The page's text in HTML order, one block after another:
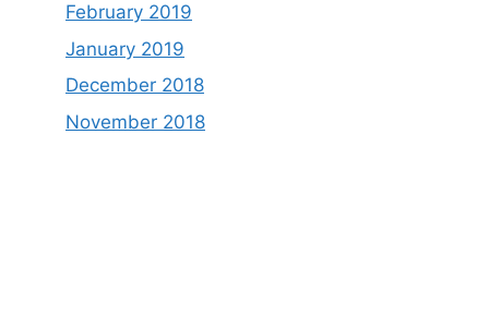
February 2019
January 2019
December 2018
November 2018